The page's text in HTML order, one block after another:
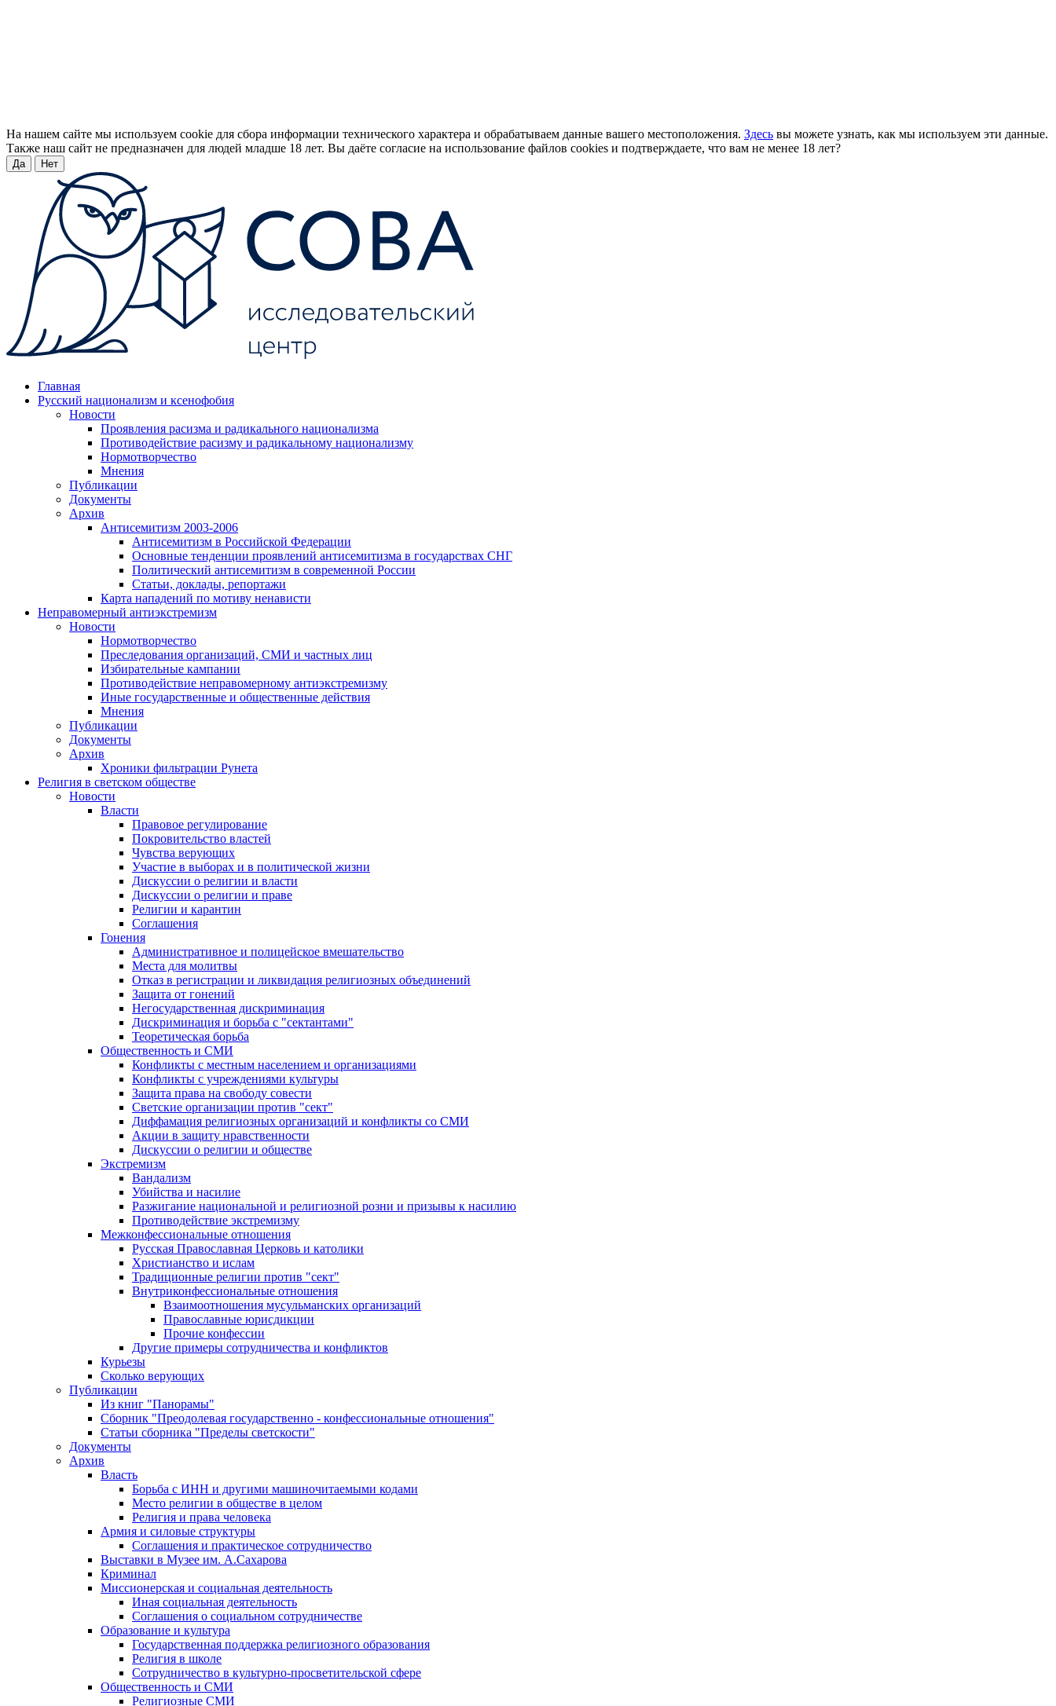
На нашем сайте мы используем cookie для сбора информации технического характера и обрабатываем данные вашего местоположения. Здесь вы можете узнать, как мы используем эти данные.
Также наш сайт не предназначен для людей младше 18 лет. Вы даёте согласие на использование файлов cookies и подтверждаете, что вам не менее 18 лет?
Да Нет
Главная
Русский национализм и ксенофобия
Новости
Проявления расизма и радикального национализма
Противодействие расизму и радикальному национализму
Нормотворчество
Мнения
Публикации
Документы
Архив
Антисемитизм 2003-2006
Антисемитизм в Российской Федерации
Основные тенденции проявлений антисемитизма в государствах СНГ
Политический антисемитизм в современной России
Статьи, доклады, репортажи
Карта нападений по мотиву ненависти
Неправомерный антиэкстремизм
Новости
Нормотворчество
Преследования организаций, СМИ и частных лиц
Избирательные кампании
Противодействие неправомерному антиэкстремизму
Иные государственные и общественные действия
Мнения
Публикации
Документы
Архив
Хроники фильтрации Рунета
Религия в светском обществе
Новости
Власти
Правовое регулирование
Покровительство властей
Чувства верующих
Участие в выборах и в политической жизни
Дискуссии о религии и власти
Дискуссии о религии и праве
Религии и карантин
Соглашения
Гонения
Административное и полицейское вмешательство
Места для молитвы
Отказ в регистрации и ликвидация религиозных объединений
Защита от гонений
Негосударственная дискриминация
Дискриминация и борьба с "сектантами"
Теоретическая борьба
Общественность и СМИ
Конфликты с местным населением и организациями
Конфликты с учреждениями культуры
Защита права на свободу совести
Светские организации против "сект"
Диффамация религиозных организаций и конфликты со СМИ
Акции в защиту нравственности
Дискуссии о религии и обществе
Экстремизм
Вандализм
Убийства и насилие
Разжигание национальной и религиозной розни и призывы к насилию
Противодействие экстремизму
Межконфессиональные отношения
Русская Православная Церковь и католики
Христианство и ислам
Традиционные религии против "сект"
Внутриконфессиональные отношения
Взаимоотношения мусульманских организаций
Православные юрисдикции
Прочие конфессии
Другие примеры сотрудничества и конфликтов
Курьезы
Сколько верующих
Публикации
Из книг "Панорамы"
Сборник "Преодолевая государственно - конфессиональные отношения"
Статьи сборника "Пределы светскости"
Документы
Архив
Власть
Борьба с ИНН и другими машиночитаемыми кодами
Место религии в обществе в целом
Религия и права человека
Армия и силовые структуры
Соглашения и практическое сотрудничество
Выставки в Музее им. А.Сахарова
Криминал
Миссионерская и социальная деятельность
Иная социальная деятельность
Соглашения о социальном сотрудничестве
Образование и культура
Государственная поддержка религиозного образования
Религия в школе
Сотрудничество в культурно-просветительской сфере
Общественность и СМИ
Религиозные СМИ